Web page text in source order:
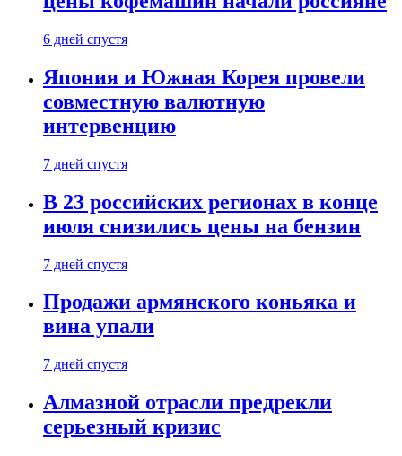
6 дней спустя
Япония и Южная Корея провели
совместную валютную
интервенцию
7 дней спустя
В 23 российских регионах в конце
июля снизились цены на бензин
7 дней спустя
Продажи армянского коньяка и
вина упали
7 дней спустя
Алмазной отрасли предрекли
серьезный кризис